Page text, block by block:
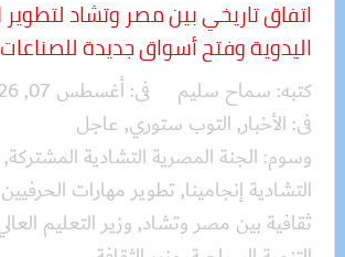
اتفاق تاريخي بين مصر وتشاد
اليدوية وفتح أسواق جديدة للصناعات
كتبه: سماح سليم فى:أغسطس 07, 2026
فى: الأخبار, التوب ستوري, عاجل
وسوم: الجنة المصرية التشادية المشتركة,
التشادية إنجامينا, تطوير مهارات الحرفيين
ثقافية بين مصر وتشاد, وزير التعليم